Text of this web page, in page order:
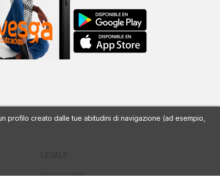
profilo creato dalle tue abitudini di navigazione (ad esempio,
Avviso legale